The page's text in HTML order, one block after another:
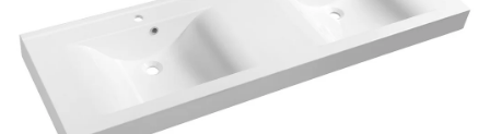
hviezdičiek.